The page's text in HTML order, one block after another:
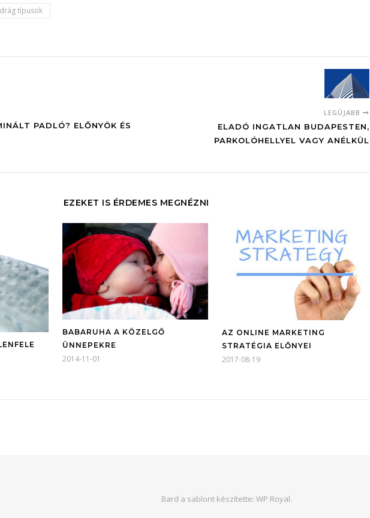
típusok
PADLÓ? ELŐNYÖK ÉS
LEGÚJABB
ELADÓ INGATLAN BUDAPESTEN,
PARKOLÓHELLYEL VAGY ANÉLKÜL
EZEKET IS ÉRDEMES MEGNÉZNI
BABARUHA A KÖZELGŐ
ÜNNEPEKRE
2014-11-01
AZ ONLINE MARKETING
STRATÉGIA ELŐNYEI
2017-08-19
Bard a sablont készítette: WP Royal.